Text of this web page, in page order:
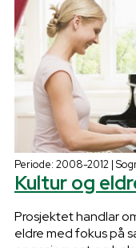
Periode: 2008-2012 |
Kultur og
Prosjektet handlar
eldre med fokus på